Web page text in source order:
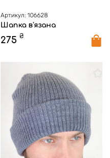
Артикул: 106628
Шапка в'язана
275 ₴